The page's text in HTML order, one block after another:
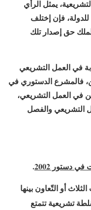
يمثل الرأي
فإن إختلف
حق إصدار تلك
في العمل التشريعي
فالمشرع الدستوري في
في العمل التشريعي،
التشريعي والفصل
في دستور 2002
.
أو التّعاون بينها
تشريعية تتمتع